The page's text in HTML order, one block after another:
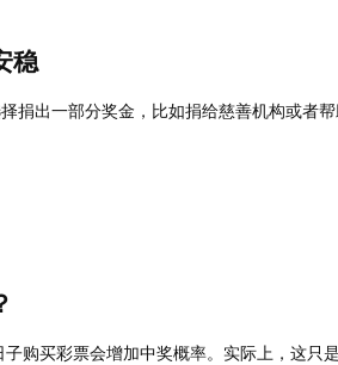
稳
捐出一部分奖金，比如捐给慈善机构或者
购买彩票会增加中奖概率。实际上，这只